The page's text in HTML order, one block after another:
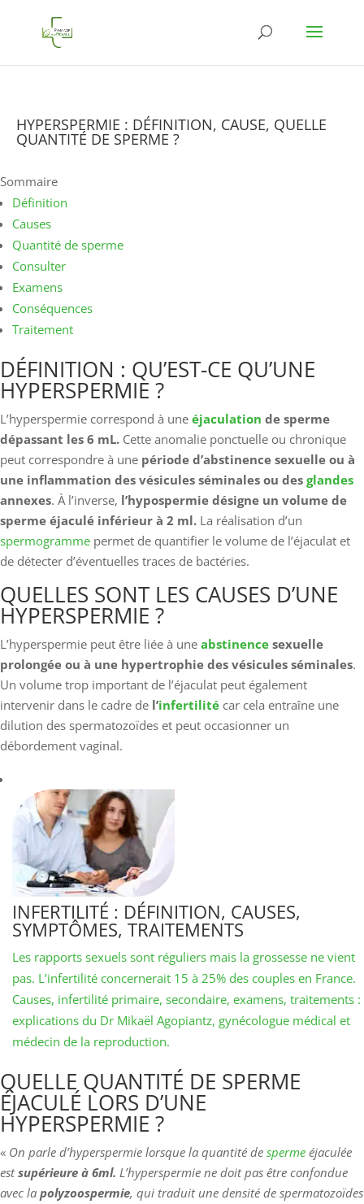
HYPERSPERMIE : DÉFINITION, CAUSE, QUELLE
QUANTITÉ DE SPERME ?
Sommaire
Définition
Causes
Quantité de sperme
Consulter
Examens
Conséquences
Traitement
DÉFINITION : QU’EST-CE QU’UNE
HYPERSPERMIE ?
L’hyperspermie correspond à une éjaculation de sperme
dépassant les 6 mL. Cette anomalie ponctuelle ou chronique
peut correspondre à une période d’abstinence sexuelle ou à
une inflammation des vésicules séminales ou des glandes
annexes. À l’inverse, l’hypospermie désigne un volume de
sperme éjaculé inférieur à 2 ml. La réalisation d’un
spermogramme permet de quantifier le volume de l’éjaculat et
de détecter d’éventuelles traces de bactéries.
QUELLES SONT LES CAUSES D’UNE
HYPERSPERMIE ?
L’hyperspermie peut être liée à une abstinence sexuelle
prolongée ou à une hypertrophie des vésicules séminales.
Un volume trop important de l’éjaculat peut également
intervenir dans le cadre de l’infertilité car cela entraîne une
dilution des spermatozoïdes et peut occasionner un
débordement vaginal.
INFERTILITÉ : DÉFINITION, CAUSES,
SYMPTÔMES, TRAITEMENTS
Les rapports sexuels sont réguliers mais la grossesse ne vient
pas. L’infertilité concernerait 15 à 25% des couples en France.
Causes, infertilité primaire, secondaire, examens, traitements :
explications du Dr Mikaël Agopiantz, gynécologue médical et
médecin de la reproduction.
QUELLE QUANTITÉ DE SPERME
ÉJACULÉ LORS D’UNE
HYPERSPERMIE ?
« On parle d’hyperspermie lorsque la quantité de sperme éjaculée
estsupérieure à 6ml. L’hyperspermie ne doit pas être confondue
avec la polyzoospermie, qui traduit une densité de spermatozoïdes